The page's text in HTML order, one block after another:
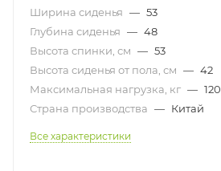
Ширина сиденья — 53
Глубина сиденья — 48
Высота спинки, см — 53
Высота сиденья от пола, см — 42
Максимальная нагрузка, кг — 120
Страна производства — Китай
Все характеристики